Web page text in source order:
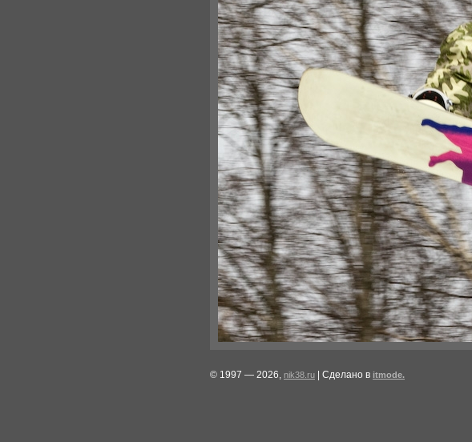
© 1997 — 2026, nik38.ru | Сделано в itmode.